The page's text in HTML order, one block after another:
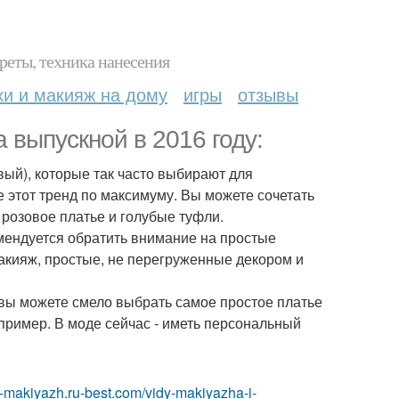
техника нанесения
и макияж на дому игры отзывы
в 2016 году:
которые так часто выбирают для
тренд по максимуму. Вы можете сочетать
платье и голубые туфли.
обратить внимание на простые
простые, не перегруженные декором и
можете смело выбрать самое простое платье
В моде сейчас - иметь персональный
best.com/vidy-makiyazha-i-